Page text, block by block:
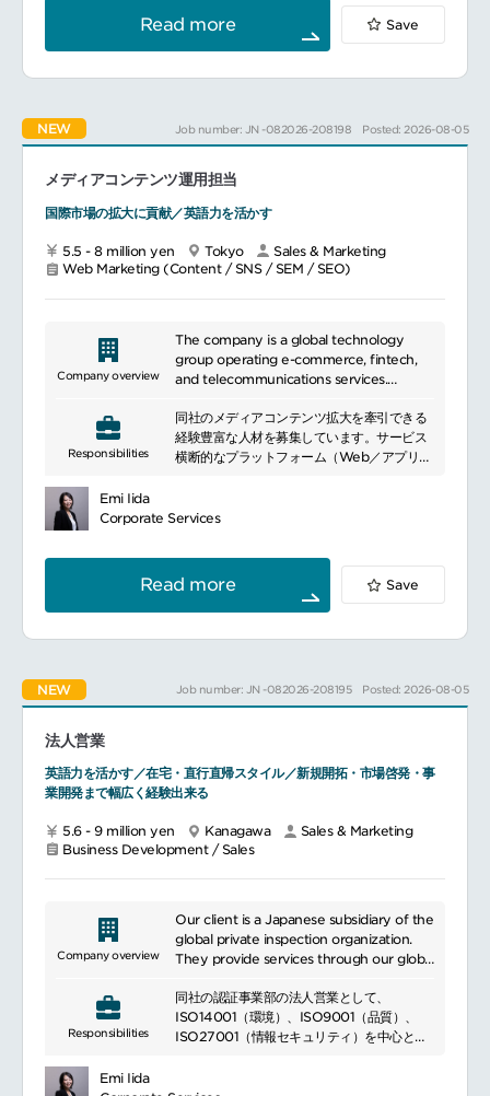
海外バイヤーとの交渉、契約締結
海外展示会への出展サポート・現地商談
など
Read more Save
NEW Job number: JN -082026-208198 Posted: 2026-08-05
メディアコンテンツ運用担当
国際市場の拡大に貢献／英語力を活かす
5.5 - 8 million yen Tokyo
Sales & Marketing
Web Marketing (Content / SNS / SEM / SEO)
Company overview
The company is a global technology
group operating e-commerce, fintech,
and telecommunications services.
online shopping, payments, banking,
securities, and mobile communications.
Leveraging a shared membership
businesses across multiple markets.
Responsibilities
同社のメディアコンテンツ拡大を牽引できる
経験豊富な人材を募集しています。サービス
横断的なプラットフォーム（Web／アプリ）
ことで、国内外の顧客に向けたプラットフォ
だきます。メディアコンテンツ戦略およびシ
ステムの開発を推進し、サイトコンテンツを
より充実させ、拡張性を高めることで、将来
のブランドイメージ形成に貢献していただき
ーサービス、品質管理の各部門と横断的に連
携して業務に取り組んでいただきます。適切
促進
社内に保存されているメディアの著作権管理
潜在的な課題の発見、および技術チームとの
連携によるシステムの開発・改善
ますメディアプランニングに関する知識・ノ
ウハウの習得
分析結果に基づくメディアおよび広告商品の
評価
各メディアおよび広告商品の担当責任者への
フィードバックの提供
Emi Iida
Corporate Services
Read more Save
NEW Job number: JN -082026-208195 Posted: 2026-08-05
法人営業
英語力を活かす／在宅・直行直帰スタイル／新規開拓・市場啓発・事
業開発まで幅広く経験出来る
5.6 - 9 million yen Kanagawa
Sales & Marketing
Business Development / Sales
Company overview
Our client is a Japanese subsidiary of the
global private inspection organization.
They provide services through our global
certification. They offer inspection and
certification services in a wide range of
fields. The services include ISO
Responsibilities
同社の認証事業部の法人営業として、
ISO14001（環境）、ISO9001（品質）、
ISO27001（情報セキュリティ）を中心とし
Emi Iida